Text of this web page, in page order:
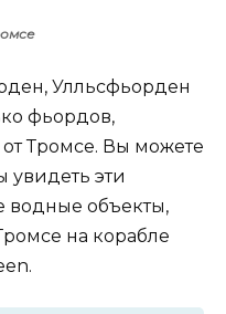
Улльсфьорден
фьордов,
Тромсе. Вы можете
увидеть эти
водные объекты,
на корабле